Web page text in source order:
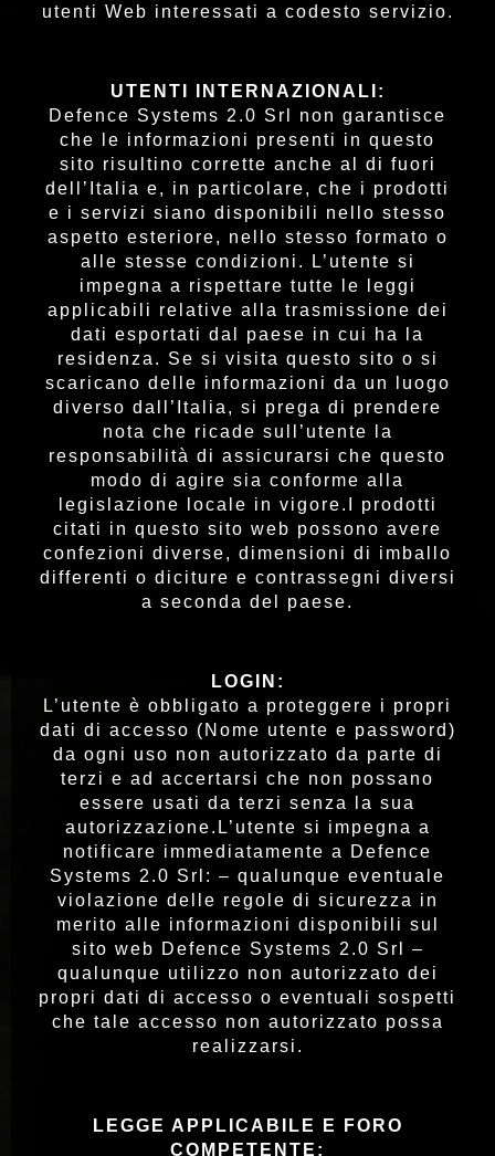
utenti Web interessati a codesto servizio.
UTENTI INTERNAZIONALI:
Defence Systems 2.0 Srl non garantisce
che le informazioni presenti in questo
sito risultino corrette anche al di fuori
dell’Italia e, in particolare, che i prodotti
e i servizi siano disponibili nello stesso
aspetto esteriore, nello stesso formato o
alle stesse condizioni. L’utente si
impegna a rispettare tutte le leggi
applicabili relative alla trasmissione dei
dati esportati dal paese in cui ha la
residenza. Se si visita questo sito o si
scaricano delle informazioni da un luogo
diverso dall’Italia, si prega di prendere
nota che ricade sull’utente la
responsabilità di assicurarsi che questo
modo di agire sia conforme alla
legislazione locale in vigore.I prodotti
citati in questo sito web possono avere
confezioni diverse, dimensioni di imballo
differenti o diciture e contrassegni diversi
a seconda del paese.
LOGIN:
L’utente è obbligato a proteggere i propri
dati di accesso (Nome utente e password)
da ogni uso non autorizzato da parte di
terzi e ad accertarsi che non possano
essere usati da terzi senza la sua
autorizzazione.L’utente si impegna a
notificare immediatamente a Defence
Systems 2.0 Srl: – qualunque eventuale
violazione delle regole di sicurezza in
merito alle informazioni disponibili sul
sito web Defence Systems 2.0 Srl –
qualunque utilizzo non autorizzato dei
propri dati di accesso o eventuali sospetti
che tale accesso non autorizzato possa
realizzarsi.
LEGGE APPLICABILE E FORO
COMPETENTE: